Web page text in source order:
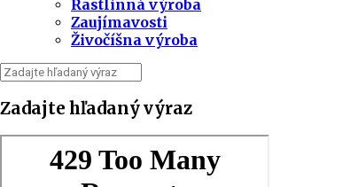
Rastlinná výroba
Zaujímavosti
Živočíšna výroba
Zadajte hľadaný výraz